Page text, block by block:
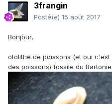
3frangin
Posté(e) 15 août 2017
Bonjour,
otolithe de poissons (et oui
des poissons) fossile du